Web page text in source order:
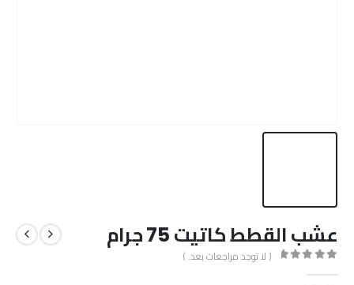
عشب القطط كاتيت 75 جرام
( لا توجد مراجعات بعد. )